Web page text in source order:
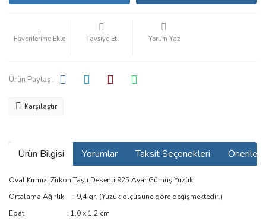
Tavsiye Et Yorum Yaz
Ürün Paylaş :
Karşılaştır
Ürün Bilgisi Yorumlar Taksit Seçenekleri
Oval Kırmızı Zirkon Taşlı Desenli 925 Ayar Gümüş Yüzük
Ortalama Ağırlık : 9,4 gr. (Yüzük ölçüsüne göre değişmektedir.)
Ebat : 1,0 x 1,2 cm